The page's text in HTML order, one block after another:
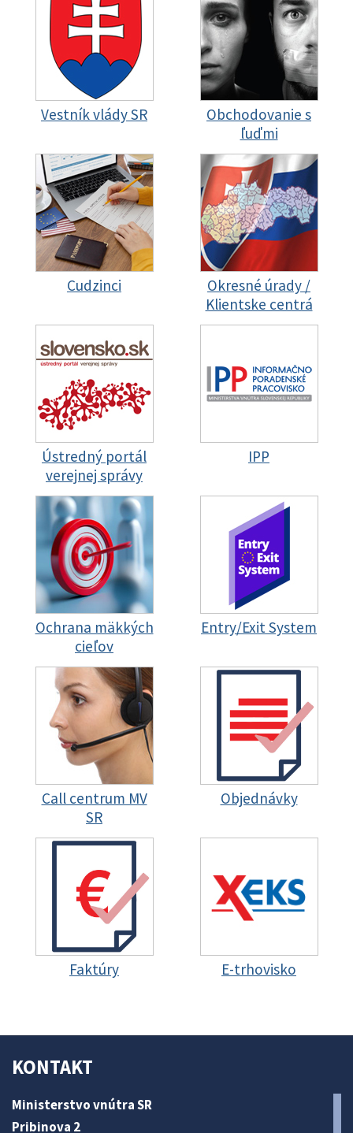
Vestník vlády SR
Obchodovanie s
ľuďmi
Cudzinci
Okresné úrady /
Klientske centrá
Ústredný portál
verejnej správy
IPP
Ochrana mäkkých
cieľov
Entry/Exit System
Call centrum MV
SR
Objednávky
Faktúry E-trhovisko
KONTAKT
Ministerstvo vnútra SR
Pribinova 2